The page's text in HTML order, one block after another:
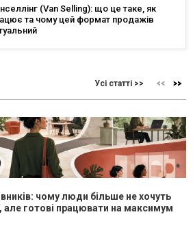
(Van Selling): що це таке, як
та чому цей формат продажів
Усі статті >>
чому люди більше не хочуть
але готові працювати на максимум